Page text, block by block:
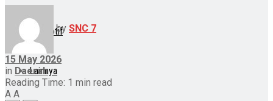
Otomotif
Lainnya
by SNC 7
15 May 2026
in Daerah
Reading Time: 1 min read
A A